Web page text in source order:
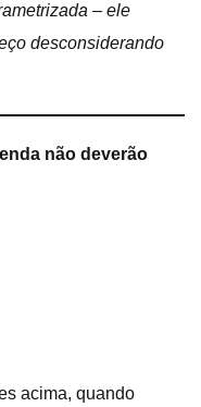
– ele
desconsiderando
não deverão
acima, quando